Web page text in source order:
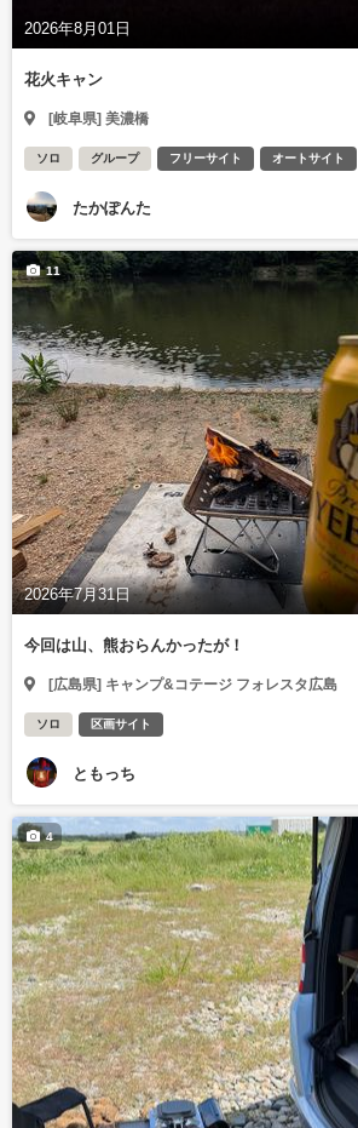
2026年8月01日
花火キャン
[岐阜県] 美濃橋
ソロ グループ フリーサイト オートサイト
たかぽんた
2026年7月31日
11
今回は山、熊おらんかったが！
[広島県] キャンプ&コテージ フォレスタ広島
ソロ 区画サイト
ともっち
4